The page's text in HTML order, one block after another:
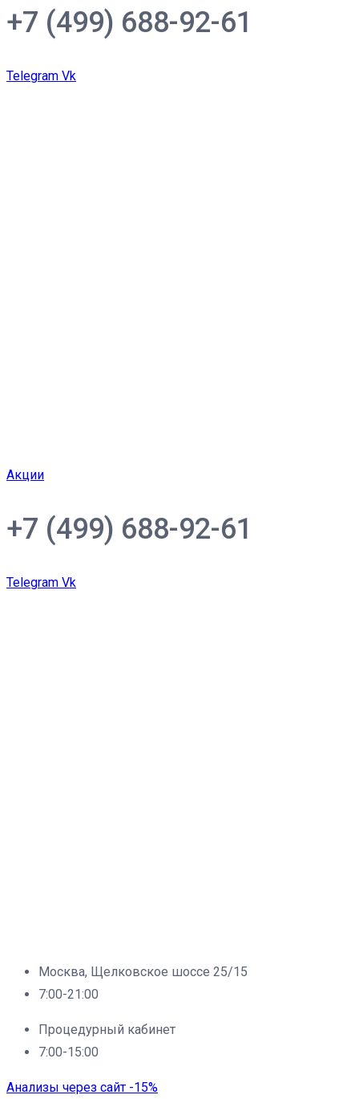
+7 (499) 688-92-61
Telegram Vk
Акции
+7 (499) 688-92-61
Telegram Vk
Москва, Щелковское шоссе 25/15
7:00-21:00
Процедурный кабинет
7:00-15:00
Анализы через сайт -15%